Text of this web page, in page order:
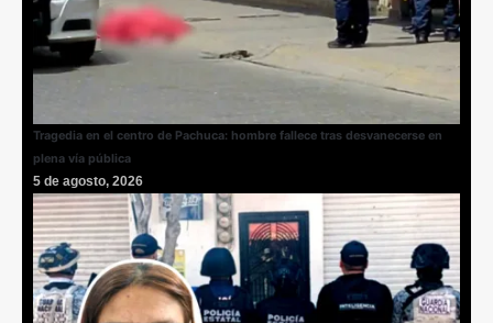
Tragedia en el centro de Pachuca: hombre fallece tras desvanecerse en
plena vía pública
5 de agosto, 2026